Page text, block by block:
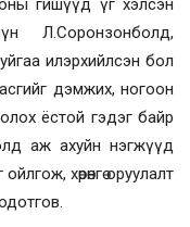
гишүүд үг хэлсэн
илэрхийлсэн бол
дэмжих, ногоон
ёстой гэдэг байр
аж ахуйн нэгжүүд
хөрөнгө оруулалт